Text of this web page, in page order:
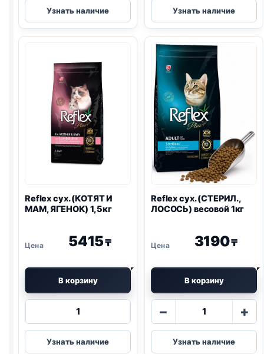
сух.
(КОТЯТ
ЯГНЕНОК)
весовой
1кг
Узнать наличие
сух.
(СТЕРИЛ.,
КУРИЦА)
весовой
Узнать наличие
Reflex сух. (КОТЯТ И
МАМ, ЯГЕНОК) 1,5кг
5415₸
В корзину
Количество
Reflex
сух.
Узнать наличие
Reflex сух. (СТЕРИЛ.,
ЛОСОСЬ) весовой 1кг
3190₸
В корзину
−
Количество
Reflex
сух.
+
Узнать наличие